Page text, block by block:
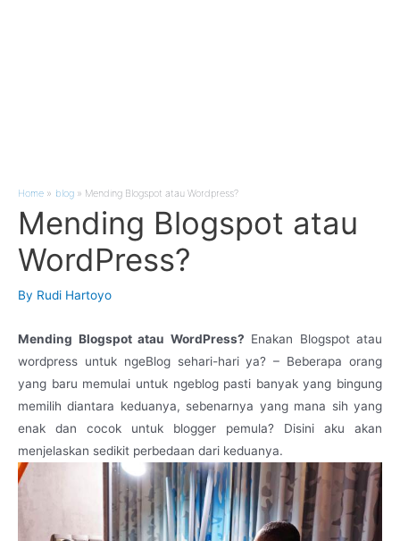
Home blog Mending Blogspot atau Wordpress?
Mending Blogspot atau
WordPress?
By Rudi Hartoyo
Mending Blogspot atau WordPress? Enakan Blogspot atau
wordpress untuk ngeBlog sehari-hari ya? – Beberapa orang
yang baru memulai untuk ngeblog pasti banyak yang bingung
memilih diantara keduanya, sebenarnya yang mana sih yang
enak dan cocok untuk blogger pemula? Disini aku akan
menjelaskan sedikit perbedaan dari keduanya.